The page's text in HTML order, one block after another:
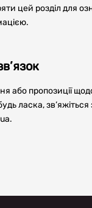
цей розділ для
або пропозиції
ласка,